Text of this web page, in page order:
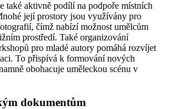
také aktivně podílí na podpoře místních
její prostory jsou využívány pro
čímž nabízí možnost umělcům
prostředí. Také organizování
pro mladé autory pomáhá rozvíjet
To přispívá k formování nových
obohacuje uměleckou scénu v
dokumentům